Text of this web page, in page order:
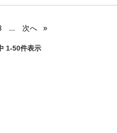
... 次へ
1-50件表示